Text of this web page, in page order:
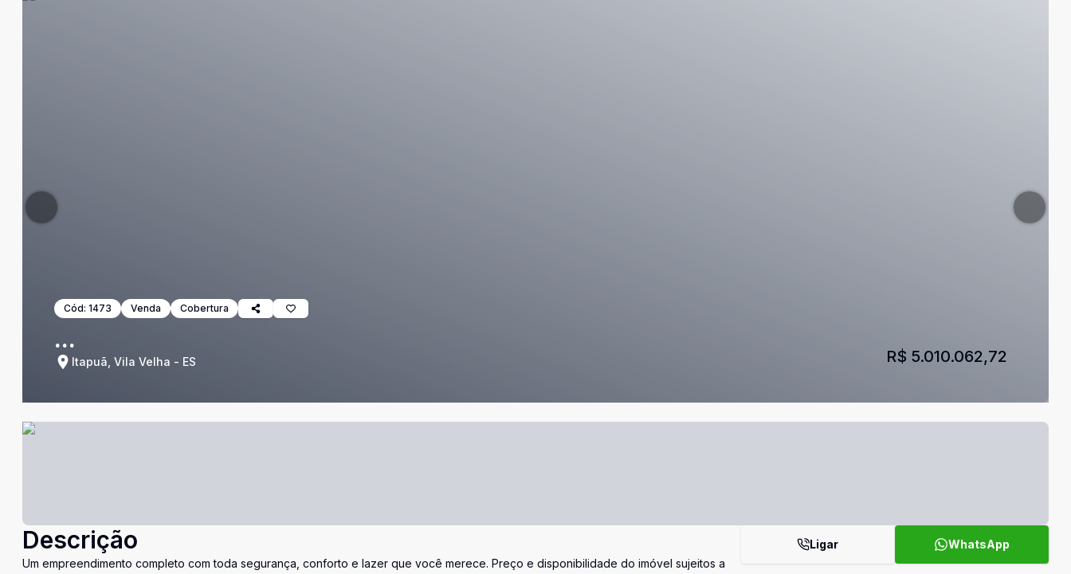
Cód: 1473 Venda Cobertura
...
Itapuã, Vila Velha - ES R$ 5.010.062,72
Descrição
Um empreendimento completo com toda segurança, conforto e lazer que você merece. Preço e disponibilidade do imóvel sujeitos a
Ligar WhatsApp